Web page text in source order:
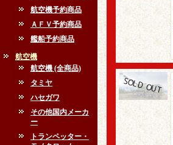
航空機予約商品
ＡＦＶ予約商品
艦船予約商品
航空機
航空機 (全商品)
タミヤ
ハセガワ
その他国内メーカ
ー
トランペッター・